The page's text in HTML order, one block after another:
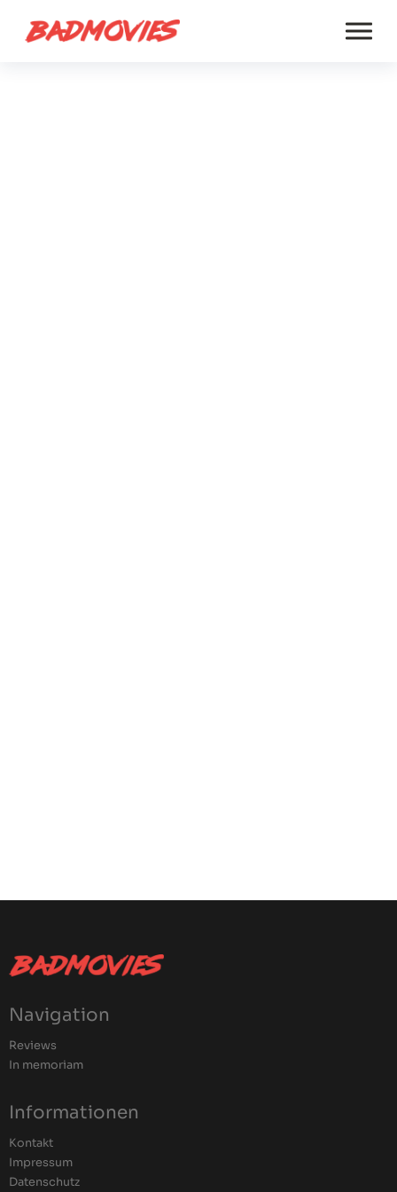
Navigation
Reviews
In memoriam
Informationen
Kontakt
Impressum
Datenschutz